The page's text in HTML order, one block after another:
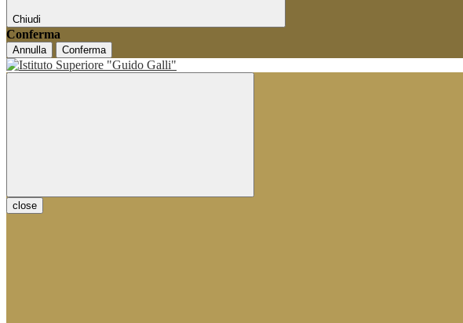
Chiudi
Conferma
Annulla Conferma
close